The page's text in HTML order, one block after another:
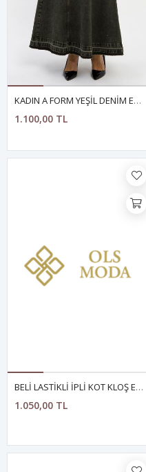
KADIN A FORM YEŞİL DENİM ETEK
1.100,00 TL
BELİ LASTİKLİ İPLİ KOT KLOŞ ETEK MAVİ
1.050,00 TL